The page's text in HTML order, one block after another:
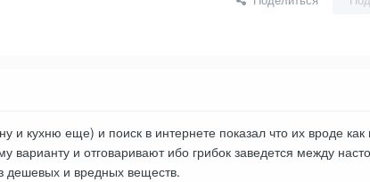
и кухню еще) и поиск в интернете показал что их вроде как
варианту и отговаривают ибо грибок заведется между
дешевых и вредных веществ.